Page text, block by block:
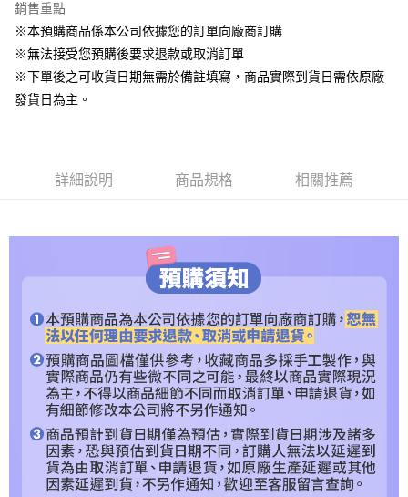
Google Pay
AFTEE先享後付
相關說明
１．簡單：不需註冊會員、不需綁卡、不需儲值。
２．便利：只要手機號碼，簡訊認證，即可結帳。
【「AFTEE先享後付」結帳流程】
１．於結帳方式選擇「AFTEE先享後付」後，將跳轉至「AFTEE先享後付」
結帳頁面，進行簡訊認證並確認金額後，即可完成結帳。
２．訂單成立數日內，您將收到繳費通知簡訊。
ATM／網路銀行／等多元方式進行付款，方視為交易完成。
※ 請注意：結帳手續完成當下不需立刻繳費，但若您需要取消訂單，請聯絡
購買商品的店家。未經商家同意取消之訂單仍視為有效，需透過AFTEE先享
後付繳納相關費用。
※ 交易是否成功請以「AFTEE先享後付 」之結帳頁面顯示為準，若有關於
是否繳費成功／繳費後需取消欲退款等相關疑問，請聯繫「AFTEE先享後付
客戶支援中心」https://netprotections.freshdesk.com/support/home
【注意事項】
１．透過由恩沛科技股份有限公司提供之「AFTEE先享後付」服務完成之交
易，需依本服務之必要範圍內提供個人資料，並將交易相關給付款項請求債
運送方式
每筆NT$120，滿NT$1,200(含以上)免運費
銷售重點
※本預購商品係本公司依據您的訂單向廠商訂購
※無法接受您預購後要求退款或取消訂單
※下單後之可收貨日期無需於備註填寫，商品實際到貨日需依原廠
發貨日為主。
詳細說明 商品規格 相關推薦